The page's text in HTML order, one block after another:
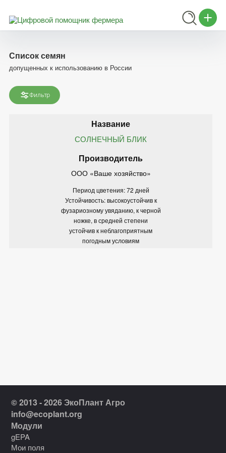
Список семян
допущенных к использованию в России
Фильтр
СОЛНЕЧНЫЙ БЛИК
ООО «Ваше хозяйство»
Период цветения: 72 дней
Устойчивость: высокоустойчив к
фузариозному увяданию, к черной
ножке, в средней степени
устойчив к неблагоприятным
погодным условиям
© 2013 - 2026 ЭкоПлант Агро
info@ecoplant.org
Модули
gEPA
Мои поля